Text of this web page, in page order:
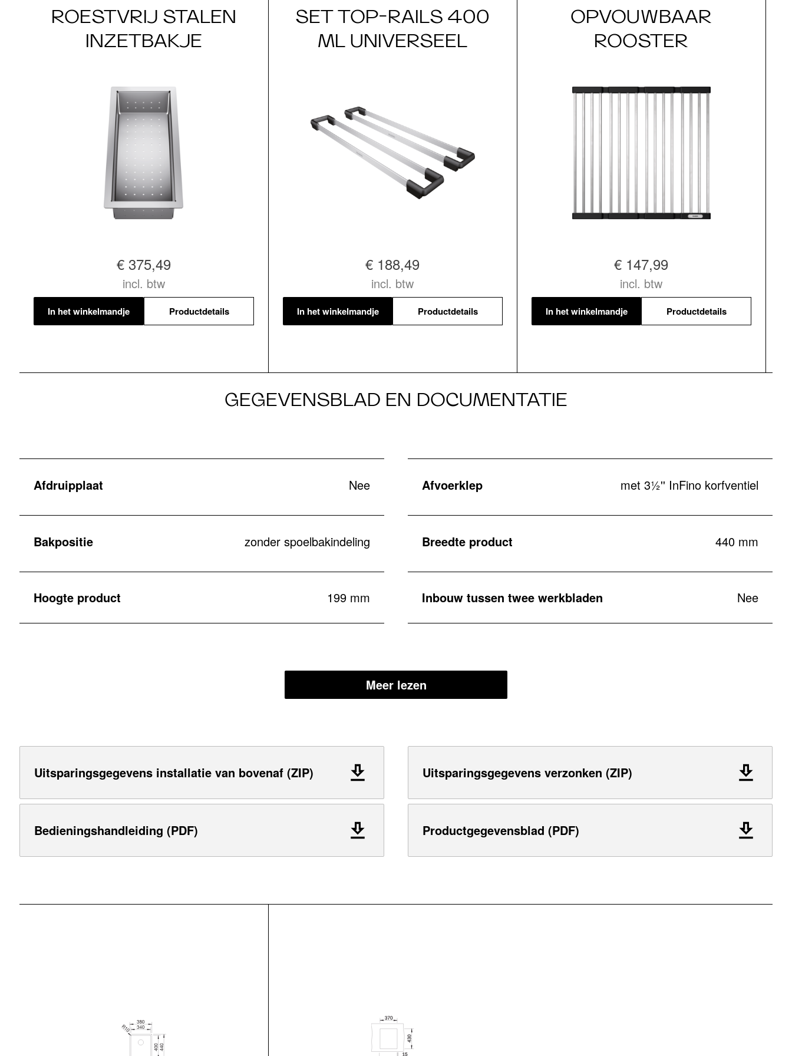
ROESTVRIJ STALEN
INZETBAKJE
€ 375,49
incl. btw
In het winkelmandje Productdetails
SET TOP-RAILS 400
ML UNIVERSEEL
€ 188,49
incl. btw
In het winkelmandje Productdetails
OPVOUWBAAR
ROOSTER
€ 147,99
incl. btw
In het winkelmandje Productdetails
GEGEVENSBLAD EN DOCUMENTATIE
Afdruipplaat Nee Afvoerklep met 3½'' InFino korfventiel
Bakpositie zonder spoelbakindeling Breedte product 440 mm
Hoogte product 199 mm Inbouw tussen twee werkbladen Nee
Meer lezen
Uitsparingsgegevens installatie van bovenaf (ZIP) Uitsparingsgegevens verzonken (ZIP)
Bedieningshandleiding (PDF) Productgegevensblad (PDF)